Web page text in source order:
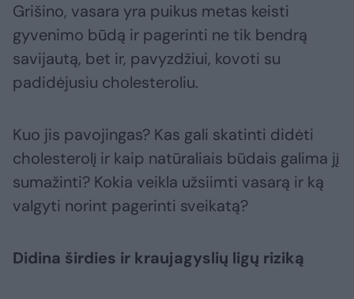
Grišino, vasara yra puikus metas keisti
gyvenimo būdą ir pagerinti ne tik bendrą
savijautą, bet ir, pavyzdžiui, kovoti su
padidėjusiu cholesteroliu.
Kuo jis pavojingas? Kas gali skatinti didėti
cholesterolį ir kaip natūraliais būdais galima jį
sumažinti? Kokia veikla užsiimti vasarą ir ką
valgyti norint pagerinti sveikatą?
Didina širdies ir kraujagyslių ligų riziką